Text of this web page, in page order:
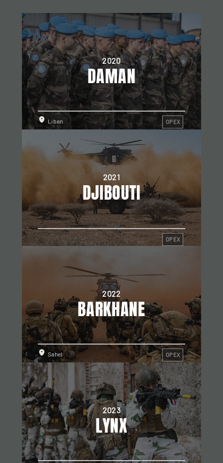
2020
DAMAN
Liban OPEX
2021
DJIBOUTI
OPEX
2022
BARKHANE
Sahel OPEX
2023
LYNX